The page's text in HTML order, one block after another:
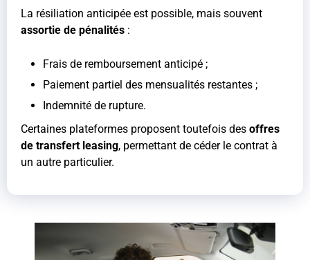
La résiliation anticipée est possible, mais souvent
assortie de pénalités :
Frais de remboursement anticipé ;
Paiement partiel des mensualités restantes ;
Indemnité de rupture.
Certaines plateformes proposent toutefois des offres
de transfert leasing, permettant de céder le contrat à
un autre particulier.